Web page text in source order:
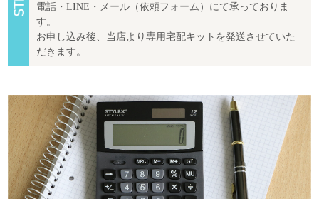
電話・LINE・メール（依頼フォーム）にて承っておりま
す。
お申し込み後、当店より専用宅配キットを発送させていた
だきます。